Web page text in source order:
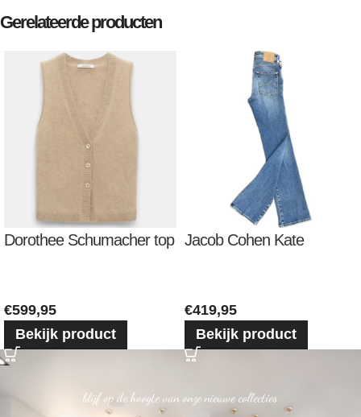
Gerelateerde producten
Dorothee Schumacher top
€599,95
Bekijk product
Jacob Cohen Kate
€419,95
Bekijk product
blijf op de hoogte van onze nieuwe collecties